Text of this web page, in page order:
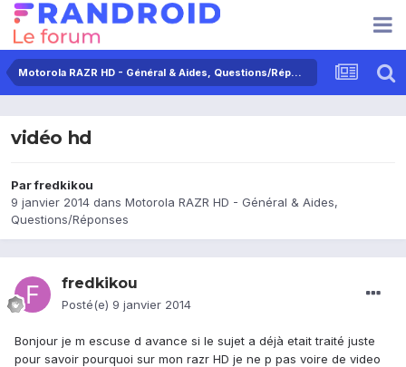
Motorola RAZR HD - Général & Aides, Questions/Réponses
vidéo hd
Parfredkikou
9 janvier 2014 dans Motorola RAZR HD - Général & Aides,
Questions/Réponses
fredkikou
Posté(e) 9 janvier 2014
Bonjour je m escuse d avance si le sujet a déjà etait traité juste
pour savoir pourquoi sur mon razr HD je ne p pas voire de video